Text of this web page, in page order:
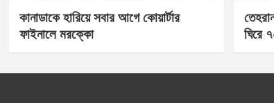
কানাডাকে হারিয়ে সবার আগে কোয়ার্টার
ফাইনালে মরক্কো
ঘিরে